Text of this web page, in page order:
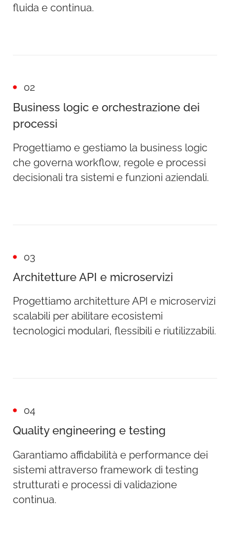
fluida e continua.
02
Business logic e orchestrazione dei
processi
Progettiamo e gestiamo la business logic
che governa workflow, regole e processi
decisionali tra sistemi e funzioni aziendali.
03
Architetture API e microservizi
Progettiamo architetture API e microservizi
scalabili per abilitare ecosistemi
tecnologici modulari, flessibili e riutilizzabili.
04
Quality engineering e testing
Garantiamo affidabilità e performance dei
sistemi attraverso framework di testing
strutturati e processi di validazione
continua.